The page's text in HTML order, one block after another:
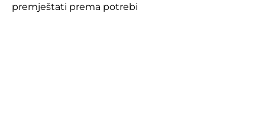
premještati prema potrebi